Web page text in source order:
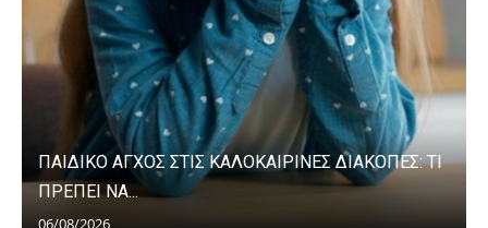
ΠΑΙΔΙΚΟ ΑΓΧΟΣ ΣΤΙΣ ΚΑΛΟΚΑΙΡΙΝΕΣ ΔΙΑΚΟΠΕΣ: ΤΙ
ΠΡΕΠΕΙ ΝΑ...